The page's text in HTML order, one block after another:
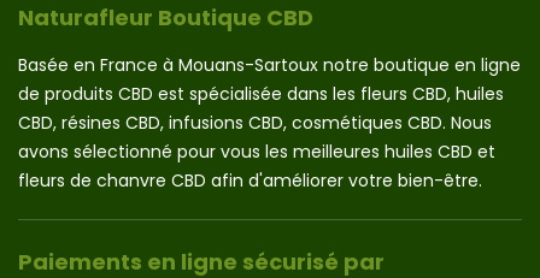
Naturafleur Boutique CBD
Basée en France à Mouans-Sartoux notre boutique en ligne
de produits CBD est spécialisée dans les fleurs CBD, huiles
CBD, résines CBD, infusions CBD, cosmétiques CBD. Nous
avons sélectionné pour vous les meilleures huiles CBD et
fleurs de chanvre CBD afin d'améliorer votre bien-être.
Paiements en ligne sécurisé par